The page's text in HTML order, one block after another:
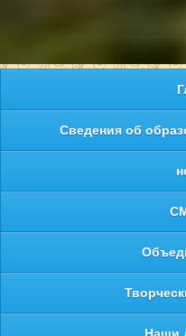
Сведения об
Наши